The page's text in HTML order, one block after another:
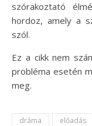
szórakoztató
hordoz, amely a
szól.
Ez a cikk nem
probléma esetén
meg.
dráma előadás